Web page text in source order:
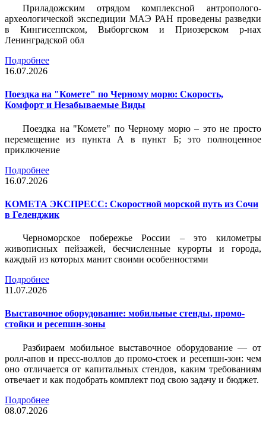
Приладожским отрядом комплексной антрополого-
археологической экспедиции МАЭ РАН проведены разведки
в Кингисеппском, Выборгском и Приозерском р-нах
Ленинградской обл
Подробнее
16.07.2026
Поездка на "Комете" по Черному морю: Скорость,
Комфорт и Незабываемые Виды
Поездка на "Комете" по Черному морю – это не просто
перемещение из пункта А в пункт Б; это полноценное
приключение
Подробнее
16.07.2026
КОМЕТА ЭКСПРЕСС: Скоростной морской путь из Сочи
в Геленджик
Черноморское побережье России – это километры
живописных пейзажей, бесчисленные курорты и города,
каждый из которых манит своими особенностями
Подробнее
11.07.2026
Выставочное оборудование: мобильные стенды, промо-
стойки и ресепшн-зоны
Разбираем мобильное выставочное оборудование — от
ролл-апов и пресс-воллов до промо-стоек и ресепшн-зон: чем
оно отличается от капитальных стендов, каким требованиям
отвечает и как подобрать комплект под свою задачу и бюджет.
Подробнее
08.07.2026